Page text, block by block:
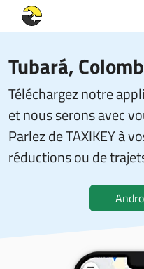
Tubará,
Téléchargez notre
et nous serons avec
Parlez de TAXIKEY à
réductions ou de